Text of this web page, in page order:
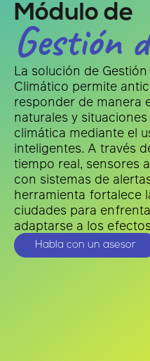
Módulo de
Gestión
La solución de
Climático permite
responder de manera
naturales y
climática mediante el
inteligentes. A través
tiempo real, sensores
con sistemas de
herramienta fortalece
ciudades para
adaptarse a los
Habla con un asesor